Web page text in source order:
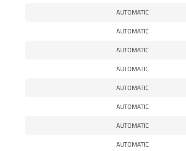
AUTOMATIC
AUTOMATIC
AUTOMATIC
AUTOMATIC
AUTOMATIC
AUTOMATIC
AUTOMATIC
AUTOMATIC